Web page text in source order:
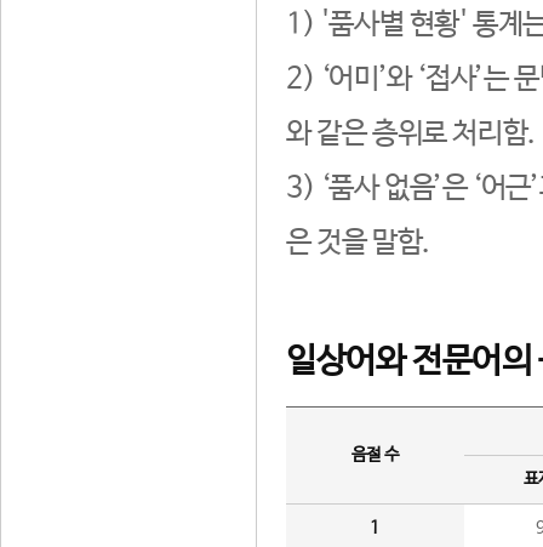
1) '품사별 현황' 통계
2) ‘어미’와 ‘접사’는
와 같은 층위로 처리함.
3) ‘품사 없음’은 ‘어
은 것을 말함.
일상어와 전문어의
음절 수
표
1